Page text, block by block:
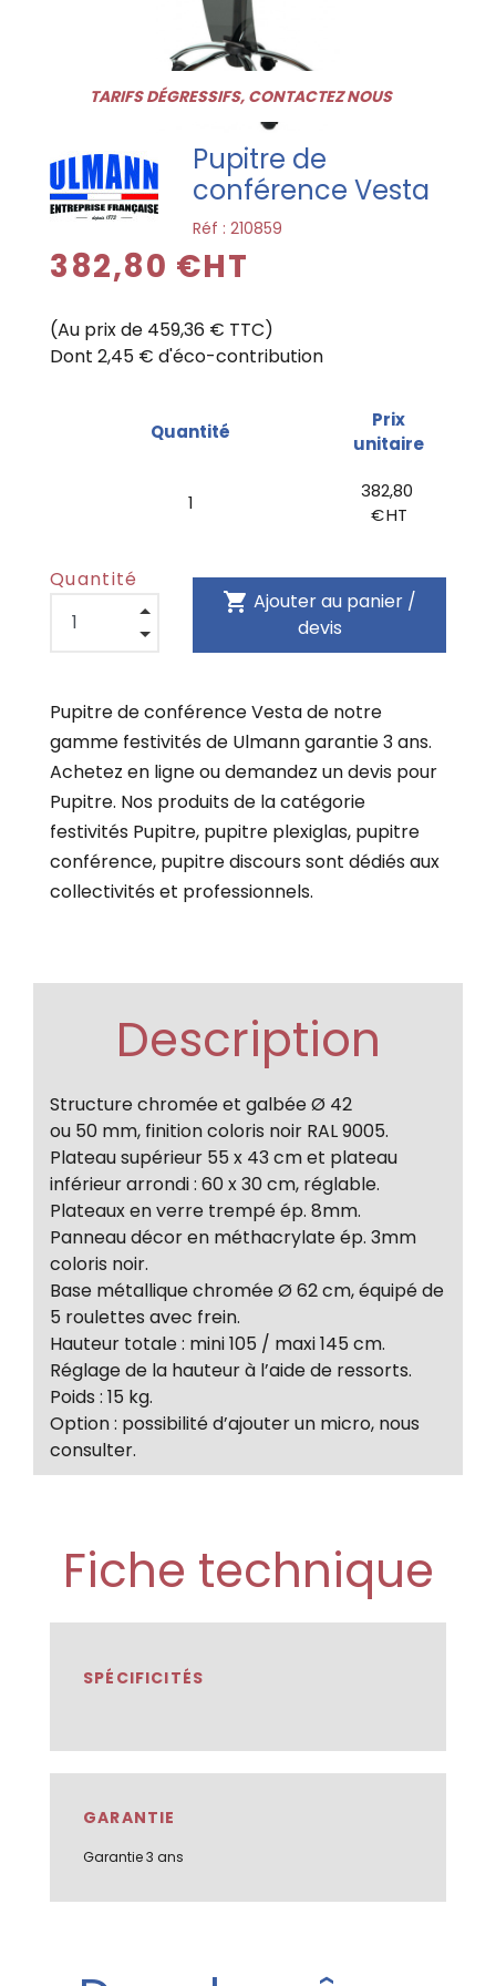
TARIFS DÉGRESSIFS, CONTACTEZ NOUS
Pupitre de
conférence Vesta
Réf :210859
382,80 €HT
(Au prix de 459,36 € TTC)
Dont 2,45 € d'éco-contribution
Quantité
Prix
unitaire
1
382,80
€ HT
Quantité
shopping_cart Ajouter au panier /
devis
Pupitre de conférence Vesta de notre
gamme festivités de Ulmann garantie 3 ans.
Achetez en ligne ou demandez un devis pour
Pupitre. Nos produits de la catégorie
festivités Pupitre, pupitre plexiglas, pupitre
conférence, pupitre discours sont dédiés aux
collectivités et professionnels.
Description
Structure chromée et galbée Ø 42
ou 50 mm, finition coloris noir RAL 9005.
Plateau supérieur 55 x 43 cm et plateau
inférieur arrondi : 60 x 30 cm, réglable.
Plateaux en verre trempé ép. 8mm.
Panneau décor en méthacrylate ép. 3mm
coloris noir.
Base métallique chromée Ø 62 cm, équipé de
5 roulettes avec frein.
Hauteur totale : mini 105 / maxi 145 cm.
Réglage de la hauteur à l’aide de ressorts.
Poids : 15 kg.
Option : possibilité d’ajouter un micro, nous
consulter.
Fiche technique
SPÉCIFICITÉS
GARANTIE
Garantie 3 ans